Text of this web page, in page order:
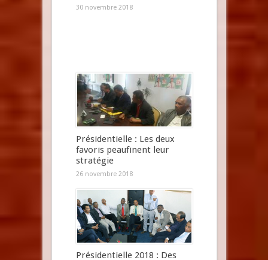
30 novembre 2018
Présidentielle : Les deux
favoris peaufinent leur
stratégie
26 novembre 2018
Présidentielle 2018 : Des